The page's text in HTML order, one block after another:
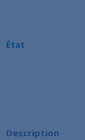
État
Description